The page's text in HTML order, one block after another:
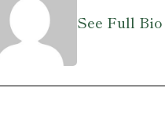
See Full Bio